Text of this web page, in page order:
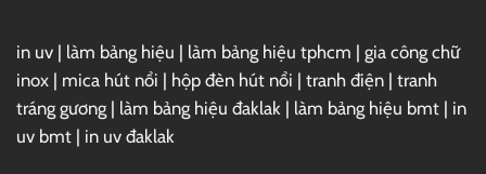
in uv | làm bảng hiệu | làm bảng hiệu tphcm | gia công chữ
inox | mica hút nổi | hộp đèn hút nổi | tranh điện | tranh
tráng gương | làm bảng hiệu đaklak | làm bảng hiệu bmt | in
uv bmt | in uv đaklak